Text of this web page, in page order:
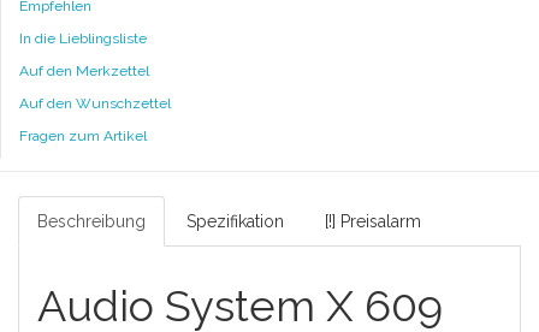
Empfehlen
In die Lieblingsliste
Auf den Merkzettel
Auf den Wunschzettel
Fragen zum Artikel
Beschreibung Spezifikation [!] Preisalarm
Audio System X 609